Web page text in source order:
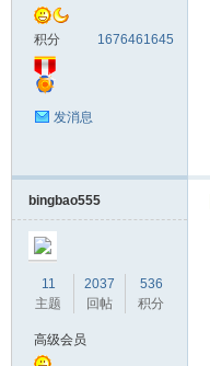
积分 1676461645
发消息
bingbao555
11
主题
2037
回帖
536
积分
高级会员